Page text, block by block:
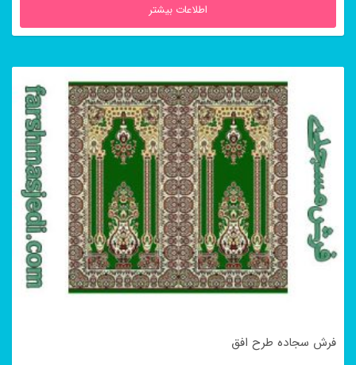
اطلاعات بیشتر
فرش سجاده طرح افق